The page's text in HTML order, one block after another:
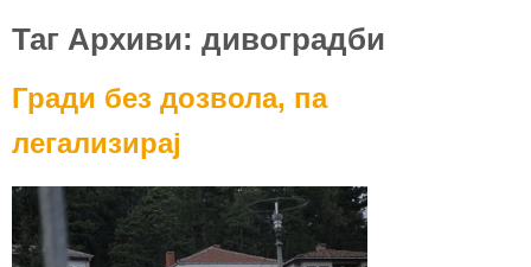
Таг Архиви: дивоградби
Гради без дозвола, па
легализирај